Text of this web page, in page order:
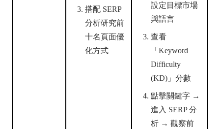
搭配 SERP
分析研究前
十名頁面優
化方式
設定目標市場
與語言
查看
「Keyword
Difficulty
(KD)」分數
點擊關鍵字 →
進入 SERP 分
析 → 觀察前